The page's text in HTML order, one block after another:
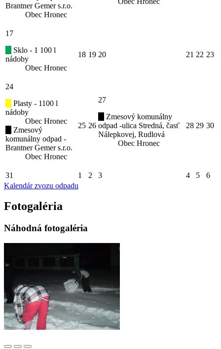
Brantner Gemer s.r.o.
Obec Hronec
17
Sklo - 1 100 l
nádoby
Obec Hronec
18 19 20 21 22 23
24
Plasty - 1100 l
nádoby
Obec Hronec
Zmesový
komunálny odpad -
Brantner Gemer s.r.o.
Obec Hronec
25 26
27
Zmesový komunálny
odpad -ulica Stredná, časť
Nálepkovej, Rudlová
Obec Hronec
28 29 30
31 1 2 3 4 5
6
Kalendár zvozu odpadu
Fotogaléria
Náhodná fotogaléria